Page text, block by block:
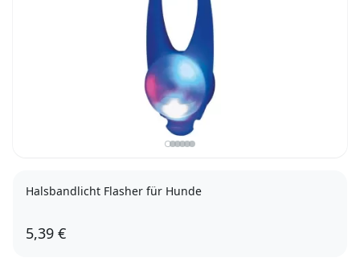
Halsbandlicht Flasher für Hunde
5,39 €